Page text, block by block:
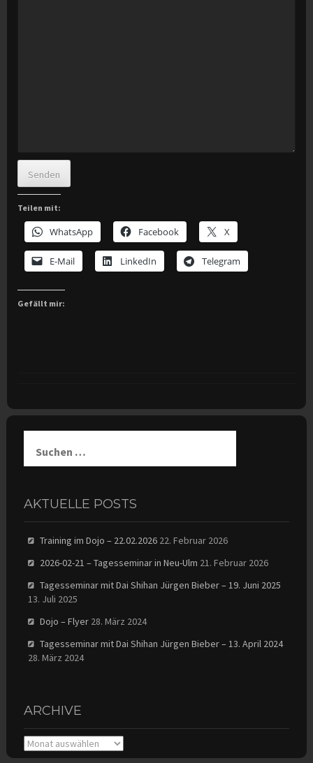
Senden
Teilen mit:
WhatsApp Facebook X
E-Mail LinkedIn Telegram
Gefällt mir:
nach:
AKTUELLE POSTS
Training im Dojo – 22.02.2026 22. Februar 2026
2026-02-21 – Tagesseminar in Neu-Ulm 21. Februar 2026
Tagesseminar mit Dai Shihan Jürgen Bieber – 19. Juni 2025
13. Juli 2025
Dojo – Flyer 28. März 2024
Tagesseminar mit Dai Shihan Jürgen Bieber – 13. April 2024
28. März 2024
ARCHIVE
Archive